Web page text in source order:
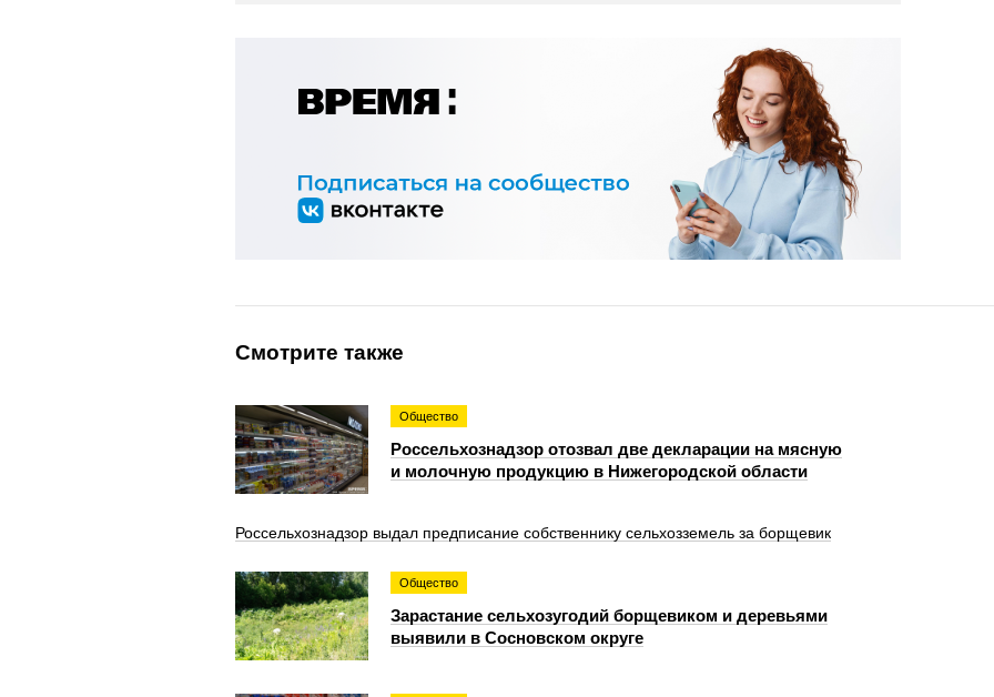
Смотрите также
Общество
Россельхознадзор отозвал две декларации на мясную
и молочную продукцию в Нижегородской области
Россельхознадзор выдал предписание собственнику сельхозземель за борщевик
Общество
Зарастание сельхозугодий борщевиком и деревьями
выявили в Сосновском округе